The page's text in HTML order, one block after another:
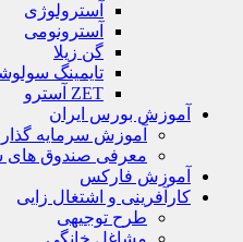
آسترولوژی
آسترونومی
گن زیلا
تايمينگ
ZET آسترو
آموزش بورس ایران
آموزش سرمایه
معرفی صندوق های
آموزش فارکس
کارآفرینی و اشتغال زایی
طرح توجیهی
مشاغل خانگی